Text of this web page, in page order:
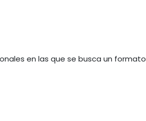
en las que se busca un formato